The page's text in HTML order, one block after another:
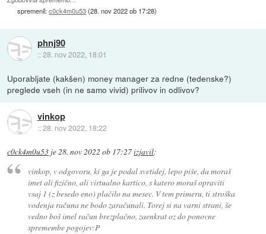
spremenil:c0ck4m0u53(28. nov 2022 ob 17:28)
phnj90
::28. nov 2022, 18:01
Uporabljate (kakšen) money manager za redne (tedenske?)
preglede vseh (in ne samo vivid) prilivov in odlivov?
vinkop
::28. nov 2022, 18:22
c0ck4m0u53 je28. nov 2022 ob 17:27izjavil:
vinkop, v odgovoru, ki ga je podal svetidej, lepo piše, da moraš
imet ali fizično, ali virtualno kartico, s katero moraš opraviti
vsaj 1 (z besedo eno) plačilo na mesec. V tem primeru, ti stroška
vodenja računa ne bodo zaračunali. Torej si na varni strani, še
vedno boš imel račun brezplačno, zaenkrat oz do ponovne
spremembe pogojev:P